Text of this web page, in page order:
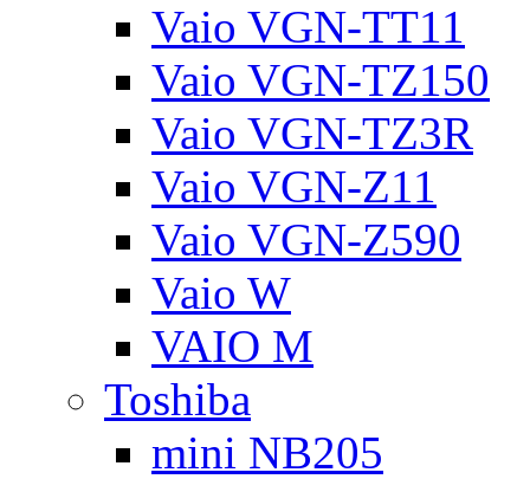
Vaio VGN-TT11
Vaio VGN-TZ150
Vaio VGN-TZ3R
Vaio VGN-Z11
Vaio VGN-Z590
Vaio W
VAIO M
Toshiba
mini NB205